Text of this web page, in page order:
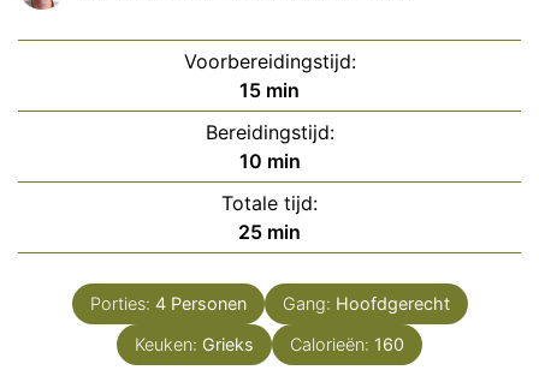
Voorbereidingstijd:
15minuten
min
Bereidingstijd:
10minuten
min
Totale tijd:
25minuten
min
Porties: 4 Personen Gang: Hoofdgerecht
Keuken: Grieks Calorieën: 160